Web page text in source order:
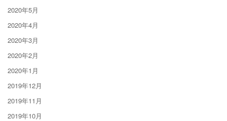
2020年5月
2020年4月
2020年3月
2020年2月
2020年1月
2019年12月
2019年11月
2019年10月